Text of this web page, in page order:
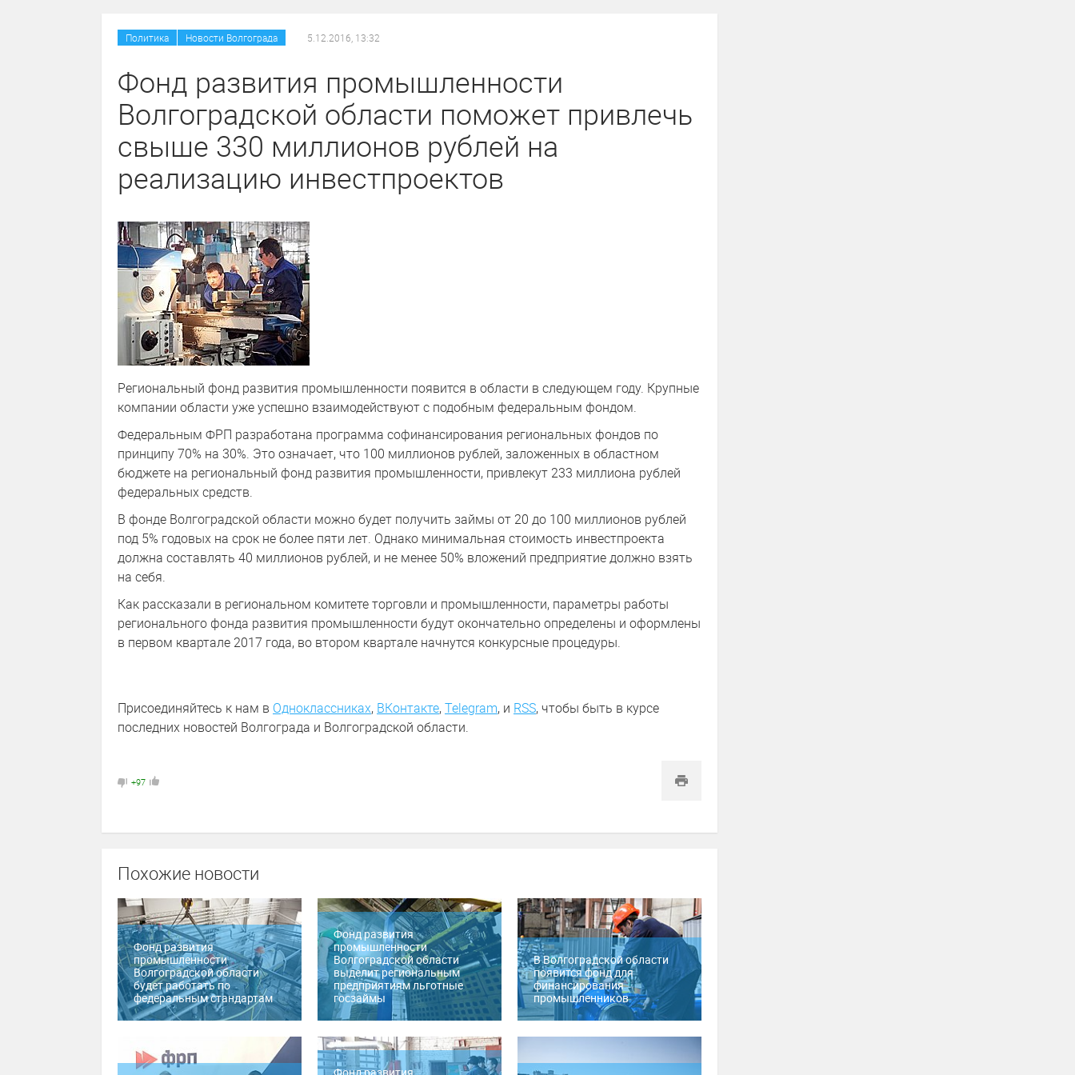
Политика Новости Волгограда 5.12.2016, 13:32
Фонд развития промышленности
Волгоградской области поможет привлечь
свыше 330 миллионов рублей на
реализацию инвестпроектов
Региональный фонд развития промышленности появится в области в следующем году. Крупные
компании области уже успешно взаимодействуют с подобным федеральным фондом.
Федеральным ФРП разработана программа софинансирования региональных фондов по
принципу 70% на 30%. Это означает, что 100 миллионов рублей, заложенных в областном
бюджете на региональный фонд развития промышленности, привлекут 233 миллиона рублей
федеральных средств.
В фонде Волгоградской области можно будет получить займы от 20 до 100 миллионов рублей
под 5% годовых на срок не более пяти лет. Однако минимальная стоимость инвестпроекта
должна составлять 40 миллионов рублей, и не менее 50% вложений предприятие должно взять
на себя.
Как рассказали в региональном комитете торговли и промышленности, параметры работы
регионального фонда развития промышленности будут окончательно определены и оформлены
в первом квартале 2017 года, во втором квартале начнутся конкурсные процедуры.
Присоединяйтесь к нам в Одноклассниках, ВКонтакте,Telegram, и RSS, чтобы быть в курсе
последних новостей Волгограда и Волгоградской области.
+97
Похожие новости
Фонд развития
промышленности
Волгоградской области
будет работать по
федеральным стандартам
Фонд развития
промышленности
Волгоградской области
выделит региональным
предприятиям льготные
госзаймы
В Волгоградской области
появится фонд для
финансирования
промышленников